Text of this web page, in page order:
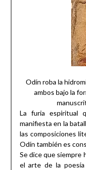
Odín roba la
ambos bajo la
La furia espiritual
manifiesta en la
las composiciones
Odín también es
Se dice que siempre
el arte de la